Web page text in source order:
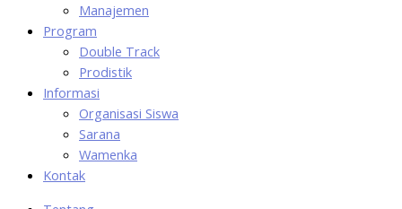
Manajemen
Program
Double Track
Prodistik
Informasi
Organisasi Siswa
Sarana
Wamenka
Kontak